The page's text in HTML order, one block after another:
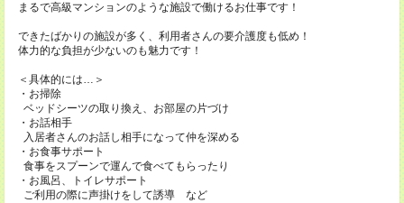
まるで高級マンションのような施設で働けるお仕事です！
できたばかりの施設が多く、利用者さんの要介護度も低め！
体力的な負担が少ないのも魅力です！
＜具体的には…＞
・お掃除
ベッドシーツの取り換え、お部屋の片づけ
・お話相手
入居者さんのお話し相手になって仲を深める
・お食事サポート
食事をスプーンで運んで食べてもらったり
・お風呂、トイレサポート
ご利用の際に声掛けをして誘導 など